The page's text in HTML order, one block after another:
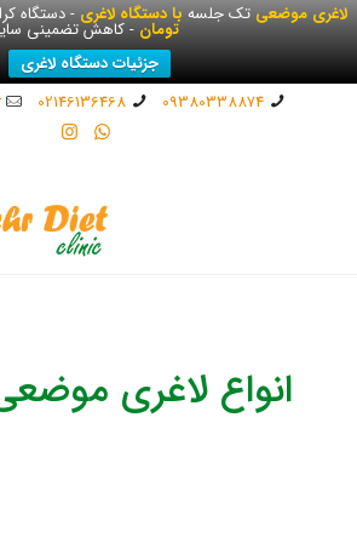
لاغری موضعیتک جلسهبا دستگاه لاغری- دستگاه
تومان- کاهش تضمینی
جزئیات دستگاه لاغری
09380338874
02146136468
انواع لاغری